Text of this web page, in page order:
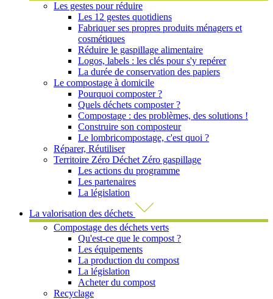
Les gestes pour réduire
Les 12 gestes quotidiens
Fabriquer ses propres produits ménagers et
cosmétiques
Réduire le gaspillage alimentaire
Logos, labels : les clés pour s'y repérer
La durée de conservation des papiers
Le compostage à domicile
Pourquoi composter ?
Quels déchets composter ?
Compostage : des problèmes, des solutions !
Construire son composteur
Le lombricompostage, c'est quoi ?
Réparer, Réutiliser
Territoire Zéro Déchet Zéro gaspillage
Les actions du programme
Les partenaires
La législation
La valorisation des déchets
Compostage des déchets verts
Qu'est-ce que le compost ?
Les équipements
La production du compost
La législation
Acheter du compost
Recyclage